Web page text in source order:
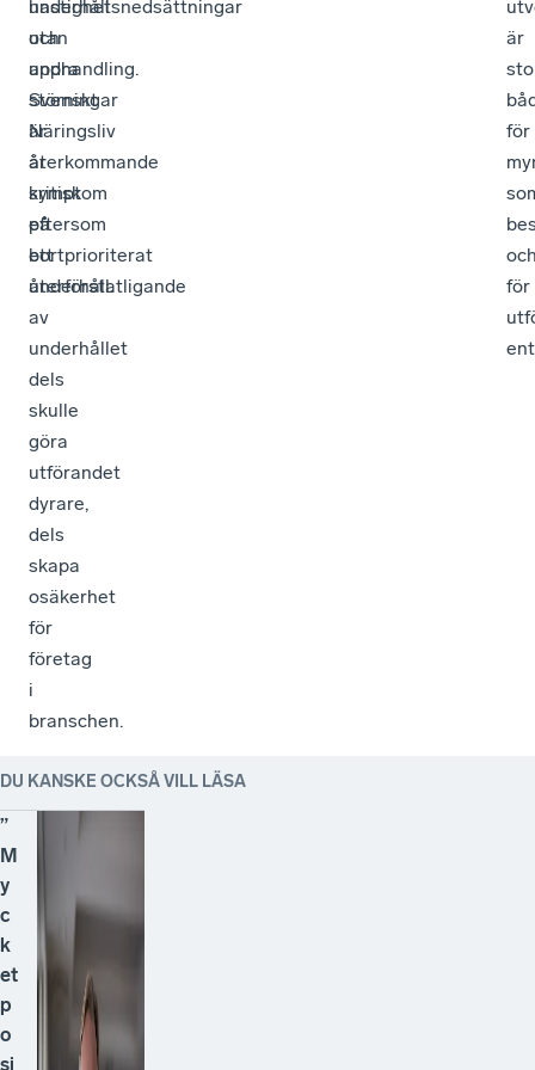
underhåll
utan
upphandling.
Svenskt
Näringsliv
är
kritisk
eftersom
ett
återförstatligande
av
underhållet
dels
skulle
göra
utförandet
dyrare,
dels
skapa
osäkerhet
för
företag
i
branschen.
hastighetsnedsättningar
och
andra
störningar
är
återkommande
symptom
på
bortprioriterat
underhåll.
är
för
för
DU KANSKE OCKSÅ VILL LÄSA
”
M
y
c
k
et
p
o
si